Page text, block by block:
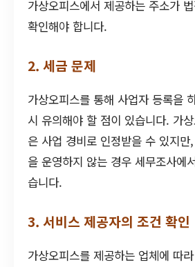
가상오피스에서 제공하는 주소가
확인해야 합니다.
2. 세금 문제
가상오피스를 통해 사업자 등록을
시 유의해야 할 점이 있습니다. 가
은 사업 경비로 인정받을 수 있지
을 운영하지 않는 경우 세무조사에
습니다.
3. 서비스 제공자의 조건 확인
가상오피스를 제공하는 업체에 따